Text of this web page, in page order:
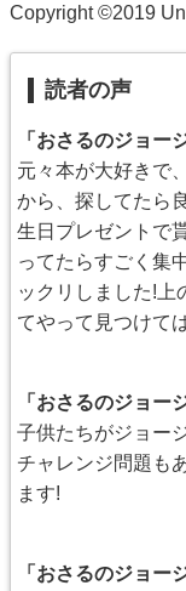
Copyright ©2019
読者の声
「おさるのジョ
元々本が大好きで
から、探してたら
生日プレゼントで
ってたらすごく集
ックリしました!上
てやって見つけて
「おさるのジョ
子供たちがジョー
チャレンジ問題も
ます!
「おさるのジョ